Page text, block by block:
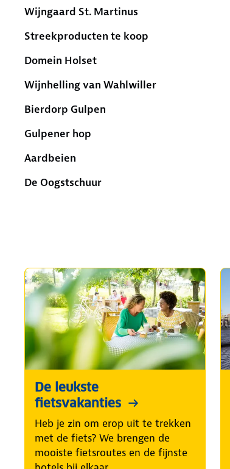
Wijngaard St. Martinus
Streekproducten te koop
Domein Holset
Wijnhelling van Wahlwiller
Bierdorp Gulpen
Gulpener hop
Aardbeien
De Oogstschuur
De leukste
fietsvakanties
Heb je zin om erop uit te trekken
met de fiets? We brengen de
mooiste fietsroutes en de fijnste